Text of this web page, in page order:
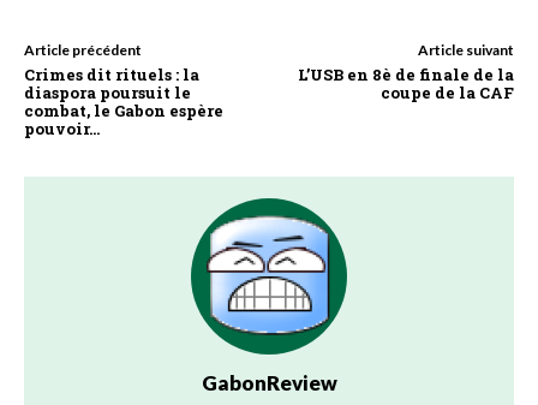
Article précédent
Crimes dit rituels : la
diaspora poursuit le
combat, le Gabon espère
pouvoir…
Article suivant
L’USB en 8è de finale de la
coupe de la CAF
GabonReview